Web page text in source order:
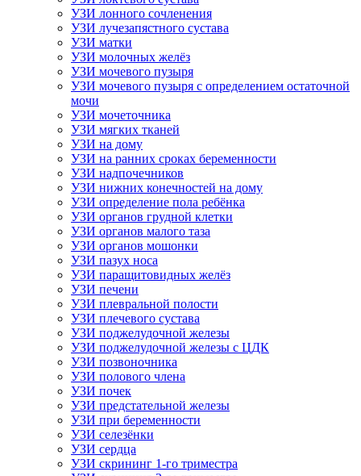
УЗИ лонного сочленения
УЗИ лучезапястного сустава
УЗИ матки
УЗИ молочных желёз
УЗИ мочевого пузыря
УЗИ мочевого пузыря с определением остаточной
мочи
УЗИ мочеточника
УЗИ мягких тканей
УЗИ на дому
УЗИ на ранних сроках беременности
УЗИ надпочечников
УЗИ нижних конечностей на дому
УЗИ определение пола ребёнка
УЗИ органов грудной клетки
УЗИ органов малого таза
УЗИ органов мошонки
УЗИ пазух носа
УЗИ паращитовидных желёз
УЗИ печени
УЗИ плевральной полости
УЗИ плечевого сустава
УЗИ поджелудочной железы
УЗИ поджелудочной железы с ЦДК
УЗИ позвоночника
УЗИ полового члена
УЗИ почек
УЗИ предстательной железы
УЗИ при беременности
УЗИ селезёнки
УЗИ сердца
УЗИ скрининг 1-го триместра